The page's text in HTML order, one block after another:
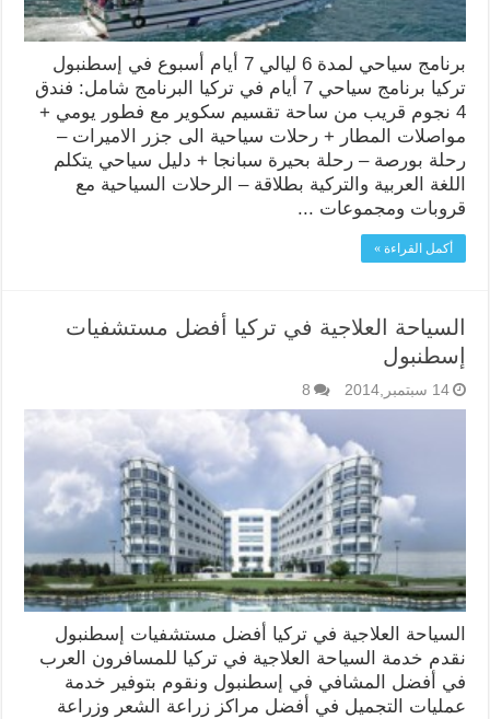
برنامج سياحي لمدة 6 ليالي 7 أيام أسبوع في إسطنبول
تركيا برنامج سياحي 7 أيام في تركيا البرنامج شامل: فندق
4 نجوم قريب من ساحة تقسيم سكوير مع فطور يومي +
مواصلات المطار + رحلات سياحية الى جزر الاميرات –
رحلة بورصة – رحلة بحيرة سبانجا + دليل سياحي يتكلم
اللغة العربية والتركية بطلاقة – الرحلات السياحية مع
قروبات ومجموعات ...
أكمل القراءة »
السياحة العلاجية في تركيا أفضل مستشفيات
إسطنبول
14 سبتمبر,2014 8
السياحة العلاجية في تركيا أفضل مستشفيات إسطنبول
نقدم خدمة السياحة العلاجية في تركيا للمسافرون العرب
في أفضل المشافي في إسطنبول ونقوم بتوفير خدمة
عمليات التجميل في أفضل مراكز زراعة الشعر وزراعة